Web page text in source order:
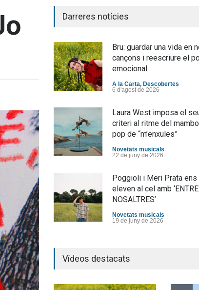
Darreres notícies
Bru: guardar una vida en
cançons i reescriure el
emocional
A la Carta, Descobertes
6 d'agost de 2026
Laura West imposa el
criteri al ritme del
pop de “m’enxules”
Novetats musicals
22 de juny de 2026
Poggioli i Meri Prata ens
eleven al cel amb ‘ENTRE
NOSALTRES’
Novetats musicals
19 de juny de 2026
transformen els ‘Cants
d’Estisorar’ en pop actual
10 de juny de 2026
Vídeos destacats